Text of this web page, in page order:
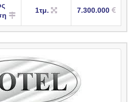
1τμ. 7.300.000